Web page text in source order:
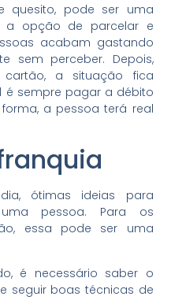
quesito, pode ser uma
a opção de parcelar e
acabam gastando
sem perceber. Depois,
a situação fica
é sempre pagar a débito
a pessoa terá real
ótimas ideias para
pessoa. Para os
essa pode ser uma
é necessário saber o
seguir boas técnicas de